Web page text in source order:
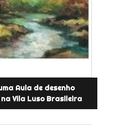
Aula de desenho
Vila Luso Brasileira